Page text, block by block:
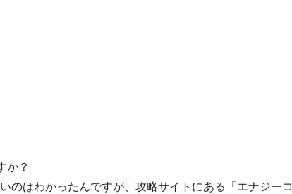
か？
のはわかったんですが、攻略サイトにある「エナジーコ